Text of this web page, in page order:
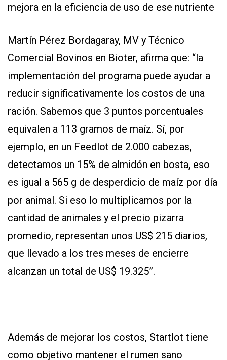
mejora en la eficiencia de uso de ese nutriente
Martín Pérez Bordagaray, MV y Técnico
Comercial Bovinos en Bioter, afirma que: “la
implementación del programa puede ayudar a
reducir significativamente los costos de una
ración. Sabemos que 3 puntos porcentuales
equivalen a 113 gramos de maíz. Sí, por
ejemplo, en un Feedlot de 2.000 cabezas,
detectamos un 15% de almidón en bosta, eso
es igual a 565 g de desperdicio de maíz por día
por animal. Si eso lo multiplicamos por la
cantidad de animales y el precio pizarra
promedio, representan unos US$ 215 diarios,
que llevado a los tres meses de encierre
alcanzan un total de US$ 19.325”.
Además de mejorar los costos, Startlot tiene
como objetivo mantener el rumen sano